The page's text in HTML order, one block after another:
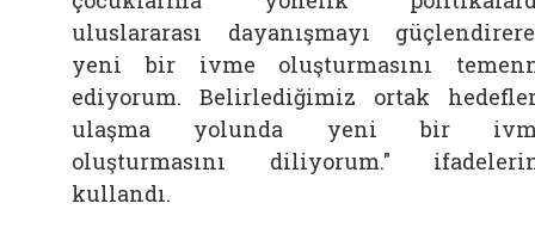
uluslararası dayanışmayı
yeni bir ivme oluşturmasını
ediyorum. Belirlediğimiz ortak
ulaşma yolunda yeni bir
oluşturmasını diliyorum."
kullandı.